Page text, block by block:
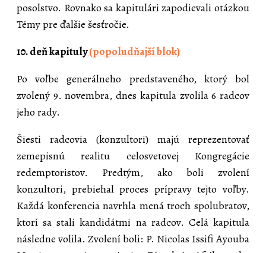
posolstvo. Rovnako sa kapitulári zapodievali otázkou
Témy pre ďalšie šesťročie.
10. deň kapituly(popoludňajší blok)
Po voľbe generálneho predstaveného, ktorý bol
zvolený 9. novembra, dnes kapitula zvolila 6 radcov
jeho rady.
Šiesti radcovia (konzultori) majú reprezentovať
zemepisnú realitu celosvetovej Kongregácie
redemptoristov. Predtým, ako boli zvolení
konzultori, prebiehal proces prípravy tejto voľby.
Každá konferencia navrhla mená troch spolubratov,
ktorí sa stali kandidátmi na radcov. Celá kapitula
následne volila. Zvolení boli: P. Nicolas Issifi Ayouba